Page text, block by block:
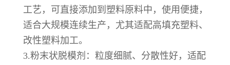
工艺，可直接添加到塑料原料中，使用便捷，
适合大规模连续生产，尤其适配高填充塑料、
改性塑料加工。
3.粉末状脱模剂：粒度细腻、分散性好，适配